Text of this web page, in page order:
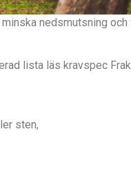
nedsmutsning
lista läs kravspec
sten,